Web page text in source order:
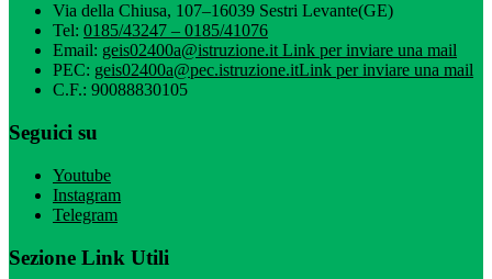
Via della Chiusa, 107–16039 Sestri Levante(GE)
Tel: 0185/43247 – 0185/41076
Email: geis02400a@istruzione.itLink per inviare una mail
PEC: geis02400a@pec.istruzione.itLink per inviare una mail
C.F.: 90088830105
Seguici su
Youtube
Instagram
Telegram
Sezione Link Utili